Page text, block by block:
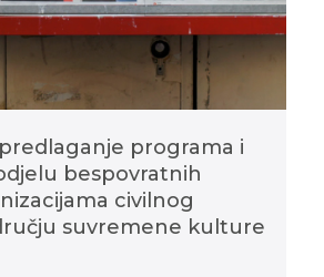
programa i
bespovratnih
civilnog
suvremene kulture